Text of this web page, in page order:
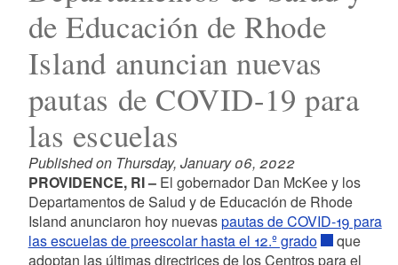
de Educación de Rhode
Island anuncian nuevas
pautas de COVID-19 para
las escuelas
Published on Thursday, January 06, 2022
PROVIDENCE, RI – El gobernador Dan McKee y los
Departamentos de Salud y de Educación de Rhode
Island anunciaron hoy nuevaspautas de COVID-19 para
las escuelas de preescolar hasta el 12.º grado
que
adoptan las últimas directrices de los Centros para el